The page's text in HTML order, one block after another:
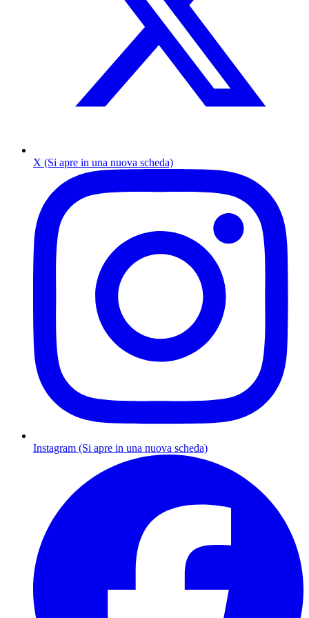
X (Si apre in una nuova scheda)
Instagram (Si apre in una nuova scheda)